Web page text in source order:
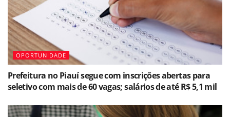
OPORTUNIDADE
Prefeitura no Piauí segue com inscrições abertas para
seletivo com mais de 60 vagas; salários de até R$ 5,1 mil